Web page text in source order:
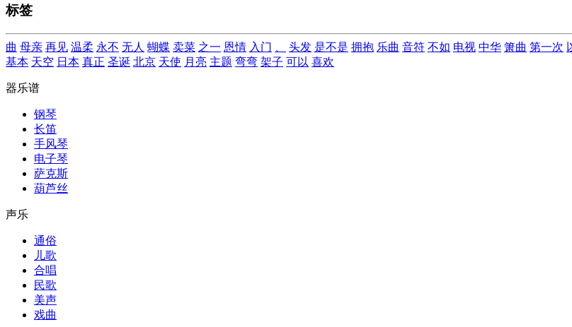
标签
曲 母亲 再见 温柔 永不 无人 蝴蝶 卖菜 之一 恩情 入门 头发 是不是 拥抱 乐曲 音符 不如 电视 中华 箫曲 第一次
基本 天空 日本 真正 圣诞 北京 天使 月亮 主题 弯弯 架子 可以 喜欢
器乐谱
钢琴
长笛
手风琴
电子琴
萨克斯
葫芦丝
声乐
通俗
儿歌
合唱
民歌
美声
戏曲